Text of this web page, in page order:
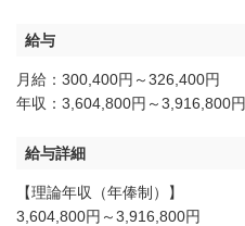
給与
月給：300,400円～326,400円
年収：3,604,800円～3,916,800円
給与詳細
【理論年収（年俸制）】
3,604,800円～3,916,800円